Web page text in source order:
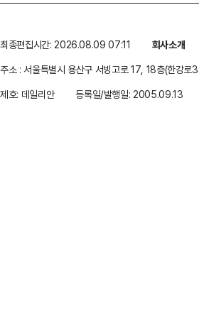
최종편집시간: 2026.08.09 07:11 회사소개
주소 : 서울특별시 용산구 서빙고로 17, 18층(한강로
제호: 데일리안
등록일/발행일: 2005.09.13